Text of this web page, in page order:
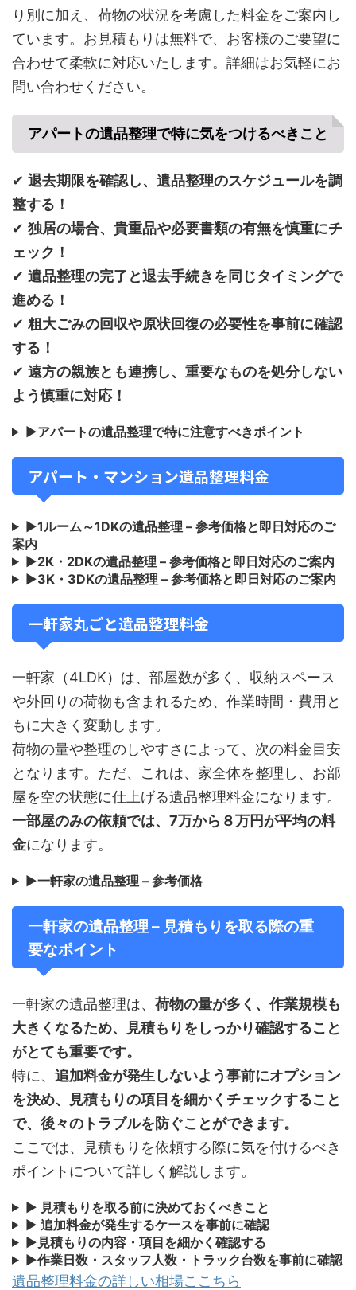
り別に加え、荷物の状況を考慮した料金をご案内し
ています。お見積もりは無料で、お客様のご要望に
合わせて柔軟に対応いたします。詳細はお気軽にお
問い合わせください。
アパートの遺品整理で特に気をつけるべきこと
✔ 退去期限を確認し、遺品整理のスケジュールを調
整する！
✔ 独居の場合、貴重品や必要書類の有無を慎重にチ
ェック！
✔ 遺品整理の完了と退去手続きを同じタイミングで
進める！
✔ 粗大ごみの回収や原状回復の必要性を事前に確認
する！
✔ 遠方の親族とも連携し、重要なものを処分しない
よう慎重に対応！
▶アパートの遺品整理で特に注意すべきポイント
アパート・マンション遺品整理料金
▶1ルーム～1DKの遺品整理 – 参考価格と即日対応のご
案内
▶2K・2DKの遺品整理 – 参考価格と即日対応のご案内
▶3K・3DKの遺品整理 – 参考価格と即日対応のご案内
一軒家丸ごと遺品整理料金
一軒家（4LDK）は、部屋数が多く、収納スペース
や外回りの荷物も含まれるため、作業時間・費用と
もに大きく変動します。
荷物の量や整理のしやすさによって、次の料金目安
となります。ただ、これは、家全体を整理し、お部
屋を空の状態に仕上げる遺品整理料金になります。
一部屋のみの依頼では、7万から８万円が平均の料
金になります。
▶一軒家の遺品整理 – 参考価格
一軒家の遺品整理 – 見積もりを取る際の重
要なポイント
一軒家の遺品整理は、 荷物の量が多く、作業規模も
大きくなるため、見積もりをしっかり確認すること
がとても重要です。
特に、 追加料金が発生しないよう事前にオプション
を決め、見積もりの項目を細かくチェックすること
で、後々のトラブルを防ぐことができます。
ここでは、見積もりを依頼する際に気を付けるべき
ポイントについて詳しく解説します。
▶ 見積もりを取る前に決めておくべきこと
▶ 追加料金が発生するケースを事前に確認
▶ 見積もりの内容・項目を細かく確認する
▶作業日数・スタッフ人数・トラック台数を事前に確認
遺品整理料金の詳しい相場ここちら